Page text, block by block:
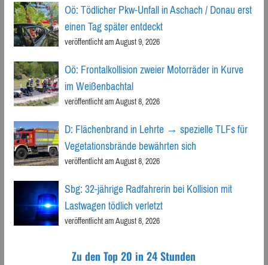
Oö: Tödlicher Pkw-Unfall in Aschach / Donau erst
einen Tag später entdeckt
veröffentlicht am August 9, 2026
Oö: Frontalkollision zweier Motorräder in Kurve
im Weißenbachtal
veröffentlicht am August 8, 2026
D: Flächenbrand in Lehrte → spezielle TLFs für
Vegetationsbrände bewährten sich
veröffentlicht am August 8, 2026
Sbg: 32-jährige Radfahrerin bei Kollision mit
Lastwagen tödlich verletzt
veröffentlicht am August 8, 2026
Zu den Top 20 in 24 Stunden